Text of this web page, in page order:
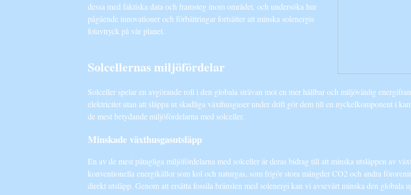
dessa med faktiska data och framsteg inom området, och undersöka hur
pågående innovationer och förbättringar fortsätter att minska solenergis
fotavtryck på vår planet.
Solcellernas miljöfördelar
Solceller spelar en avgörande roll i den globala strävan mot en mer hållbar och miljövänlig
elektricitet utan att släppa ut skadliga växthusgaser under drift gör dem till en nyckelkomponent i
de mest betydande miljöfördelarna med solceller.
Minskade växthusgasutsläpp
En av de mest påtagliga miljöfördelarna med solceller är deras bidrag till att minska utsläppen av
konventionella energikällor som kol och naturgas, som frigör stora mängder CO2 och andra
direkt utsläpp. Genom att ersätta fossila bränslen med solenergi kan vi avsevärt minska den globala